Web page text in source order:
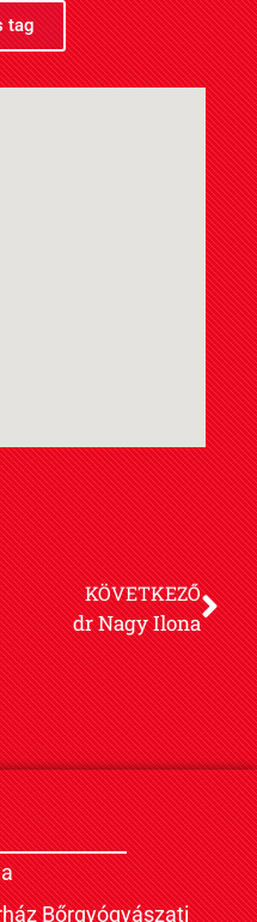
tag
KÖVETKEZŐ
dr Nagy Ilona
Bőrgyógyászati